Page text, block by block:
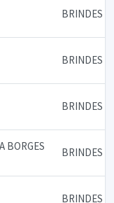
BRINDES E
BRINDES E
BRINDES E
BORGES BRINDES E
BRINDES E